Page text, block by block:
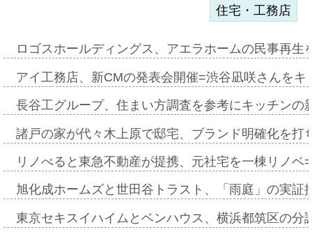
住宅・工務店
ロゴスホールディングス、アエラホームの民事再
アイ工務店、新CMの発表会開催=渋谷凪咲さんを
長谷工グループ、住まい方調査を参考にキッチン
諸戸の家が代々木上原で邸宅、ブランド明確化を
リノべると東急不動産が提携、元社宅を一棟リノ
旭化成ホームズと世田谷トラスト、「雨庭」の実
東京セキスイハイムとベンハウス、横浜都筑区の